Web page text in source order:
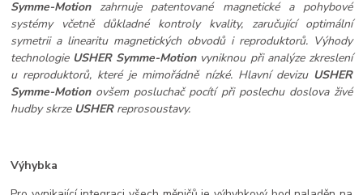
Symme-Motionzahrnuje patentované magnetické a pohybové
systémy včetně důkladné kontroly kvality, zaručující optimální
symetrii a linearitu magnetických obvodů i reproduktorů. Výhody
technologie USHER Symme-Motionvyniknou při analýze zkreslení
u reproduktorů, které je mimořádně nízké. Hlavní devizu USHER
Symme-Motionovšem posluchač pocítí při poslechu doslova živé
hudby skrze USHERreprosoustavy.
Výhybka